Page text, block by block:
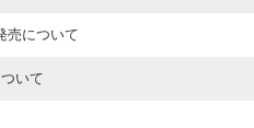
売について
いて